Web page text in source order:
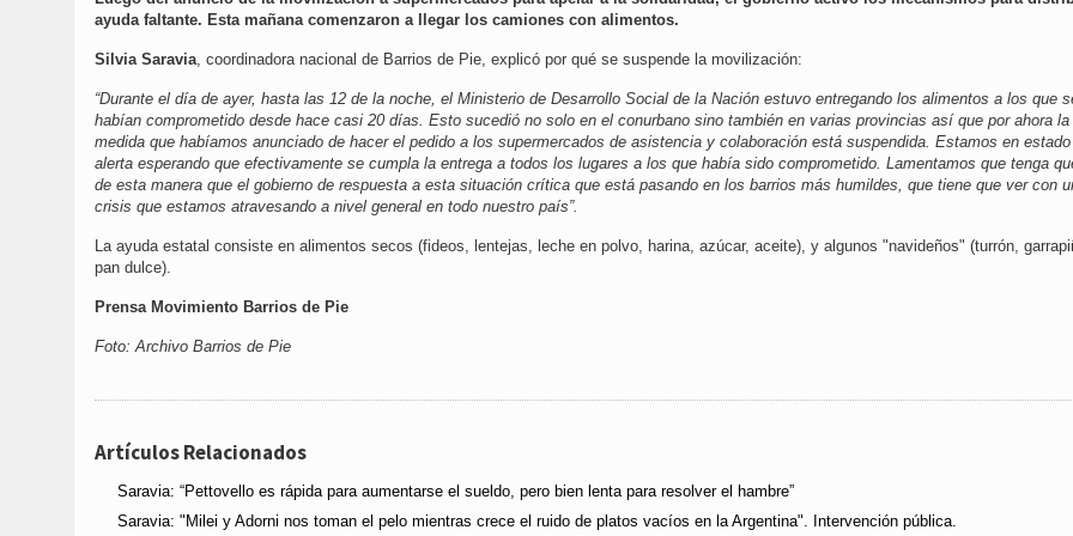
ayuda faltante. Esta mañana comenzaron a llegar los camiones con alimentos.
Silvia Saravia, coordinadora nacional de Barrios de Pie, explicó por qué se suspende la movilización:
“Durante el día de ayer, hasta las 12 de la noche, el Ministerio de Desarrollo Social de la Nación estuvo entregando los alimentos a los que
habían comprometido desde hace casi 20 días. Esto sucedió no solo en el conurbano sino también en varias provincias así que por ahora la
medida que habíamos anunciado de hacer el pedido a los supermercados de asistencia y colaboración está suspendida. Estamos en
alerta esperando que efectivamente se cumpla la entrega a todos los lugares a los que había sido comprometido. Lamentamos que tenga
de esta manera que el gobierno de respuesta a esta situación crítica que está pasando en los barrios más humildes, que tiene que ver con
crisis que estamos atravesando a nivel general en todo nuestro país”.
La ayuda estatal consiste en alimentos secos (fideos, lentejas, leche en polvo, harina, azúcar, aceite), y algunos "navideños" (turrón,
pan dulce).
Prensa Movimiento Barrios de Pie
Foto: Archivo Barrios de Pie
Artículos Relacionados
Saravia: “Pettovello es rápida para aumentarse el sueldo, pero bien lenta para resolver el hambre”
Saravia: "Milei y Adorni nos toman el pelo mientras crece el ruido de platos vacíos en la Argentina". Intervención pública.